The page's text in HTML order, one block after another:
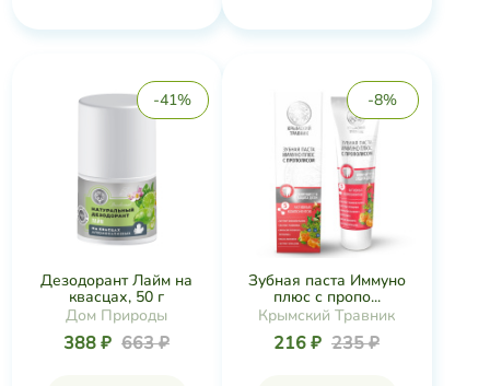
-41%
Дезодорант Лайм на
квасцах, 50 г
Дом Природы
388 ₽ 663 ₽
-8%
Зубная паста Иммуно
плюс с пропо...
Крымский Травник
216 ₽ 235 ₽